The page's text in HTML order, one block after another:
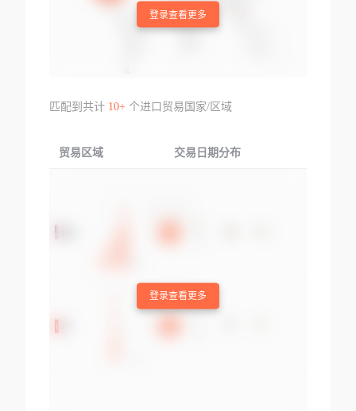
登录查看更多
匹配到共计 10+个进口贸易国家/区域
贸易区域 交易日期分布
登录查看更多